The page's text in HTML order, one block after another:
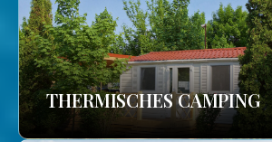
THERMISCHES CAMPING